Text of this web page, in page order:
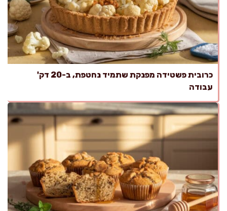
כרובית פשטידה מפנקת שתמיד נחטפת, ב-20 דק'
עבודה